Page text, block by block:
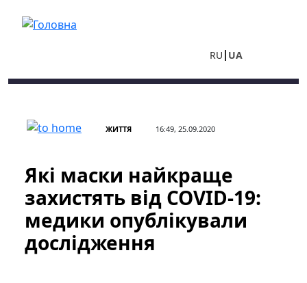
RU UA
ЖИТТЯ 16:49, 25.09.2020
Які маски найкраще
захистять від COVID-19:
медики опублікували
дослідження